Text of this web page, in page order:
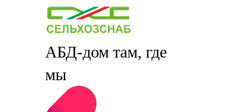
АБД-дом там, где
мы